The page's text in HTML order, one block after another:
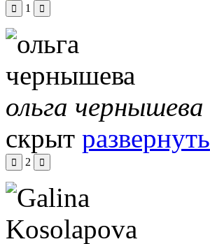
1
ольга чернышева
скрыт развернуть
2